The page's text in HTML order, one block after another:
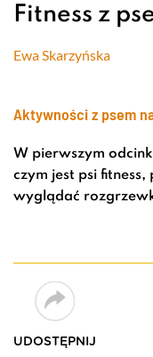
Fitness z
Ewa Skarzyńska
Aktywności z psem
W pierwszym
czym jest psi
wyglądać
UDOSTĘPNIJ